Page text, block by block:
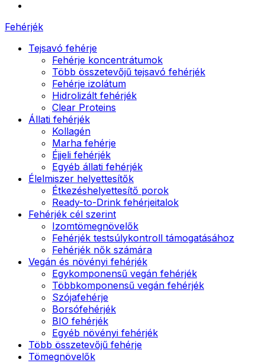
Fehérjék
Tejsavó fehérje
Fehérje koncentrátumok
Több összetevőjű tejsavó fehérjék
Fehérje izolátum
Hidrolizált fehérjék
Clear Proteins
Állati fehérjék
Kollagén
Marha fehérje
Éjjeli fehérjék
Egyéb állati fehérjék
Élelmiszer helyettesítők
Étkezéshelyettesítő porok
Ready-to-Drink fehérjeitalok
Fehérjék cél szerint
Izomtömegnövelők
Fehérjék testsúlykontroll támogatásához
Fehérjék nők számára
Vegán és növényi fehérjék
Egykomponensű vegán fehérjék
Többkomponensű vegán fehérjék
Szójafehérje
Borsófehérjék
BIO fehérjék
Egyéb növényi fehérjék
Több összetevőjű fehérje
Tömegnövelők